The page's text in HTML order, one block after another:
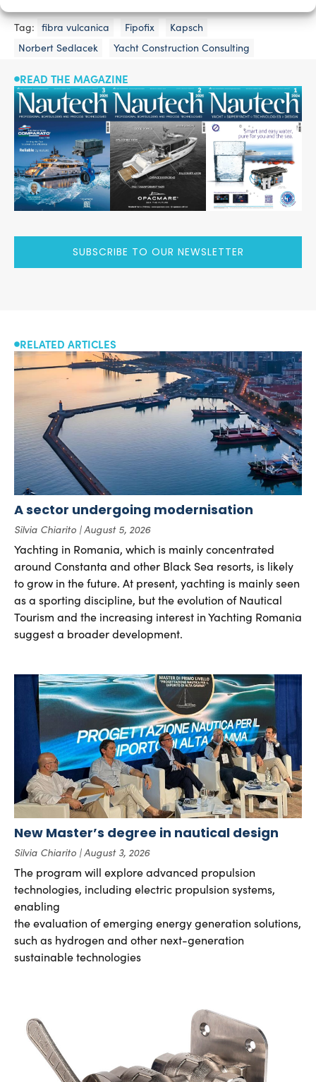
Tag: fibra vulcanica Fipofix
Kapsch
Norbert Sedlacek
Yacht Construction Consulting
READ THE MAGAZINE
SUBSCRIBE TO OUR NEWSLETTER
RELATED ARTICLES
A sector undergoing modernisation
Silvia Chiarito August 5, 2026
Yachting in Romania, which is mainly concentrated
around Constanta and other Black Sea resorts, is likely
to grow in the future. At present, yachting is mainly seen
as a sporting discipline, but the evolution of Nautical
Tourism and the increasing interest in Yachting Romania
suggest a broader development.
New Master’s degree in nautical design
Silvia Chiarito August 3, 2026
The program will explore advanced propulsion
technologies, including electric propulsion systems,
enabling
the evaluation of emerging energy generation solutions,
such as hydrogen and other next-generation
sustainable technologies